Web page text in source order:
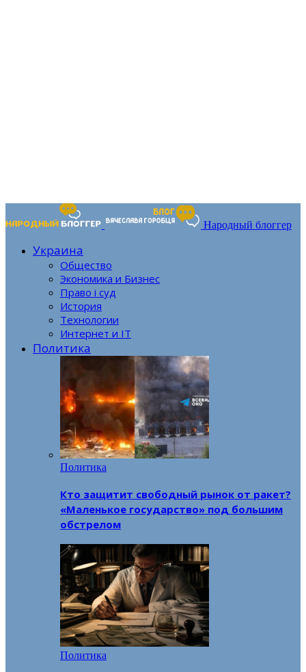
Народный блоггер
Украина
Общество
Экономика и Бизнес
Право і суд
История
Технологии
Интернет и IT
Политика
Политика
Кто защитит свободный рынок от ракет?
«Маленькое государство» под большим
обстрелом
Политика